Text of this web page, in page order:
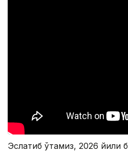
Эслатиб ўтамиз, 2026 йили